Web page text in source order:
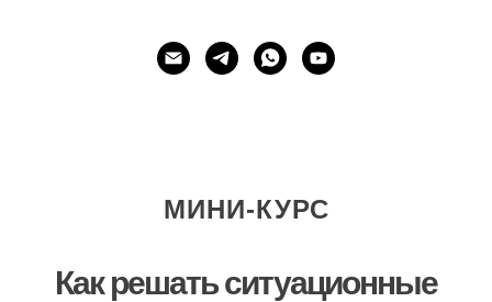
МИНИ-КУРС
Как решать ситуационные